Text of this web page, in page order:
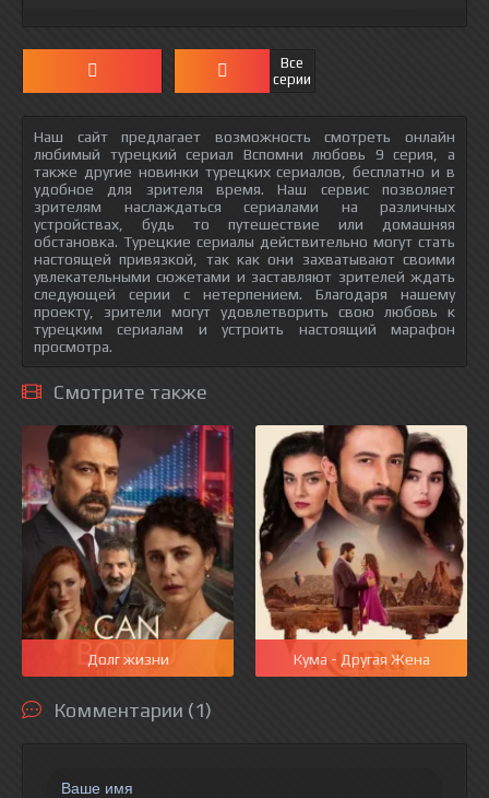
Все
серии
Наш сайт предлагает возможность смотреть онлайн
любимый турецкий сериал Вспомни любовь 9 серия, а
также другие новинки турецких сериалов, бесплатно и в
удобное для зрителя время. Наш сервис позволяет
зрителям наслаждаться сериалами на различных
устройствах, будь то путешествие или домашняя
обстановка. Турецкие сериалы действительно могут стать
настоящей привязкой, так как они захватывают своими
увлекательными сюжетами и заставляют зрителей ждать
следующей серии с нетерпением. Благодаря нашему
проекту, зрители могут удовлетворить свою любовь к
турецким сериалам и устроить настоящий марафон
просмотра.
Смотрите также
Долг жизни Кума - Другая Жена
Комментарии (1)